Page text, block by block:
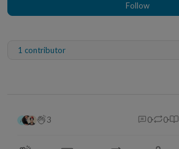
Follow
1 contributor
3 0 0